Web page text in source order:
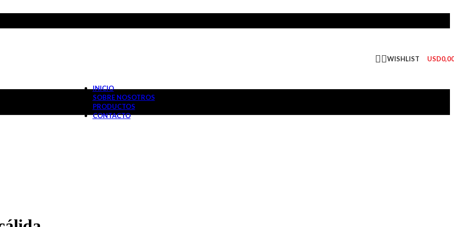
WISHLIST USD
INICIO
SOBRE NOSOTROS
PRODUCTOS
CONTACTO